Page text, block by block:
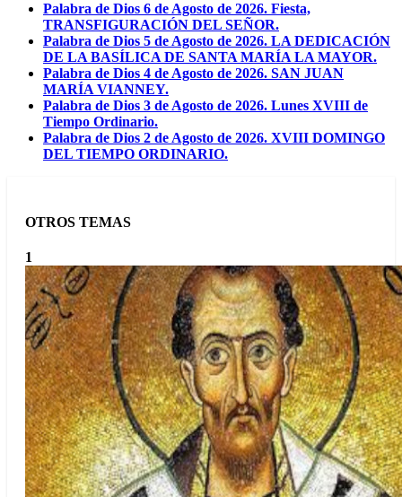
Palabra de Dios 6 de Agosto de 2026. Fiesta,
TRANSFIGURACIÓN DEL SEÑOR.
Palabra de Dios 5 de Agosto de 2026. LA DEDICACIÓN
DE LA BASÍLICA DE SANTA MARÍA LA MAYOR.
Palabra de Dios 4 de Agosto de 2026. SAN JUAN
MARÍA VIANNEY.
Palabra de Dios 3 de Agosto de 2026. Lunes XVIII de
Tiempo Ordinario.
Palabra de Dios 2 de Agosto de 2026. XVIII DOMINGO
DEL TIEMPO ORDINARIO.
OTROS TEMAS
1